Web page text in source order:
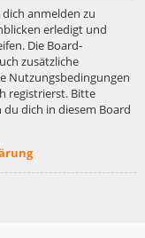
anmelden zu
erledigt und
Die Board-
zusätzliche
Nutzungsbedingungen
registrierst. Bitte
dich in diesem Board